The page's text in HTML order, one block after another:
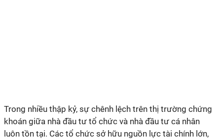
Trong nhiều thập kỷ, sự chênh lệch trên thị trường chứng
khoán giữa nhà đầu tư tổ chức và nhà đầu tư cá nhân
luôn tồn tại. Các tổ chức sở hữu nguồn lực tài chính lớn,